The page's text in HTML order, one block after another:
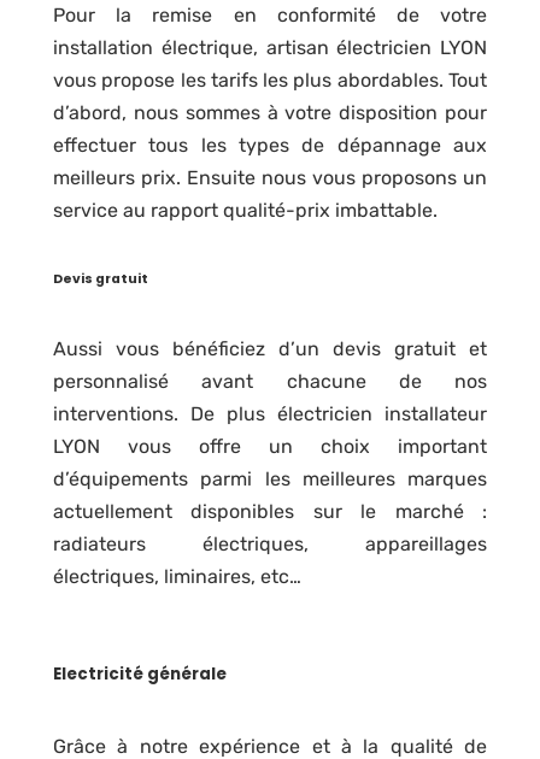
Pour la remise en conformité de votre
installation électrique, artisan électricien LYON
vous propose les tarifs les plus abordables. Tout
d’abord, nous sommes à votre disposition pour
effectuer tous les types de dépannage aux
meilleurs prix. Ensuite nous vous proposons un
service au rapport qualité-prix imbattable.
Devis gratuit
Aussi vous bénéficiez d’un devis gratuit et
personnalisé avant chacune de nos
interventions. De plus électricien installateur
LYON vous offre un choix important
d’équipements parmi les meilleures marques
actuellement disponibles sur le marché :
radiateurs électriques, appareillages
électriques, liminaires, etc…
Electricité générale
Grâce à notre expérience et à la qualité de